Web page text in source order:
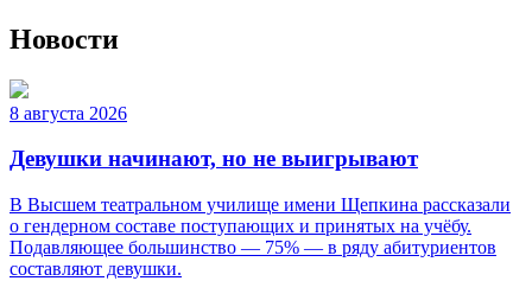
Новости
8 августа 2026
Девушки начинают, но не выигрывают
В Высшем театральном училище имени Щепкина рассказали
о гендерном составе поступающих и принятых на учёбу.
Подавляющее большинство — 75% — в ряду абитуриентов
составляют девушки.